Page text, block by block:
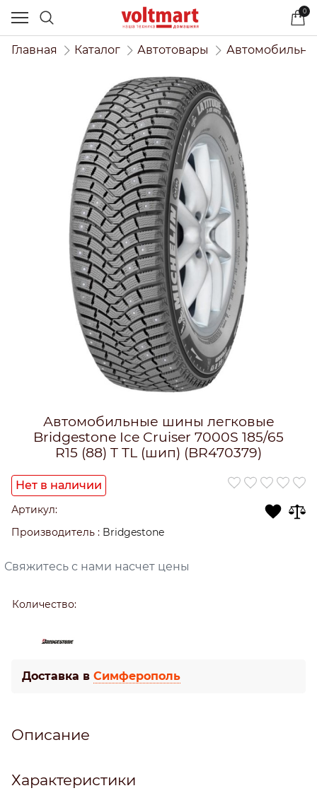
0
Главная Каталог Автотовары
Автомобильные шины легковые
Bridgestone Ice Cruiser 7000S 185/65
R15 (88) T TL (шип) (BR470379)
Нет в наличии
Артикул:
Производитель : Bridgestone
Свяжитесь с нами насчет цены
Количество:
Доставка в Симферополь
Описание
Характеристики